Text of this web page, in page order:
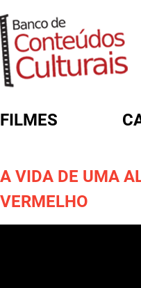
FILMES
A VIDA DE UMA
VERMELHO